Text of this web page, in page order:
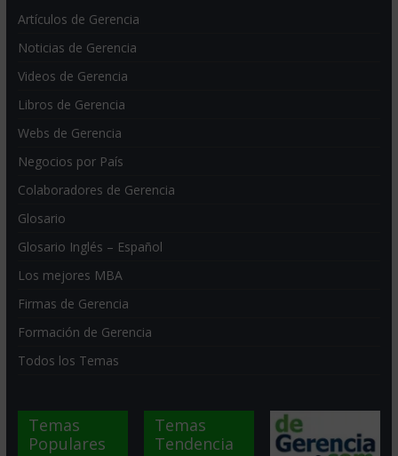
Artículos de Gerencia
Noticias de Gerencia
Videos de Gerencia
Libros de Gerencia
Webs de Gerencia
Negocios por País
Colaboradores de Gerencia
Glosario
Glosario Inglés – Español
Los mejores MBA
Firmas de Gerencia
Formación de Gerencia
Todos los Temas
Temas
Populares
Temas
Tendencia